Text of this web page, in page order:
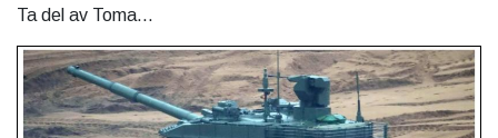
Ta del av Toma...